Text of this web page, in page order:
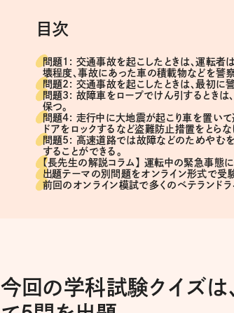
目次
問題1: 交通事故を起こしたときは、運転者
壊程度、事故にあった車の積載物などを警
問題2: 交通事故を起こしたときは、最初に
問題3: 故障車をロープでけん引するとき
保つ。
問題4: 走行中に大地震が起こり車を置いて
ドアをロックするなど盗難防止措置をとらな
問題5: 高速道路では故障などのためやむ
することができる。
【長先生の解説コラム】 運転中の緊急事態
出題テーマの別問題をオンライン形式で受
前回のオンライン模試で多くのベテランド
今回の学科試験クイズは